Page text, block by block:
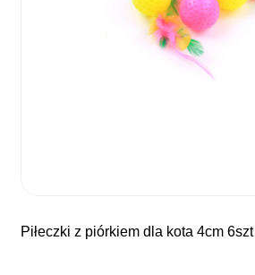
piłeczki z piórkiem dla kota 4cm 6szt